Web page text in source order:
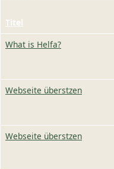
Titel
What is Helfa?
Webseite überstzen
Webseite überstzen